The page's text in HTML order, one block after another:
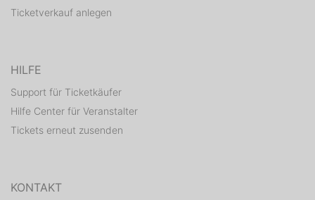
Ticketverkauf anlegen
HILFE
Support für Ticketkäufer
Hilfe Center für Veranstalter
Tickets erneut zusenden
KONTAKT